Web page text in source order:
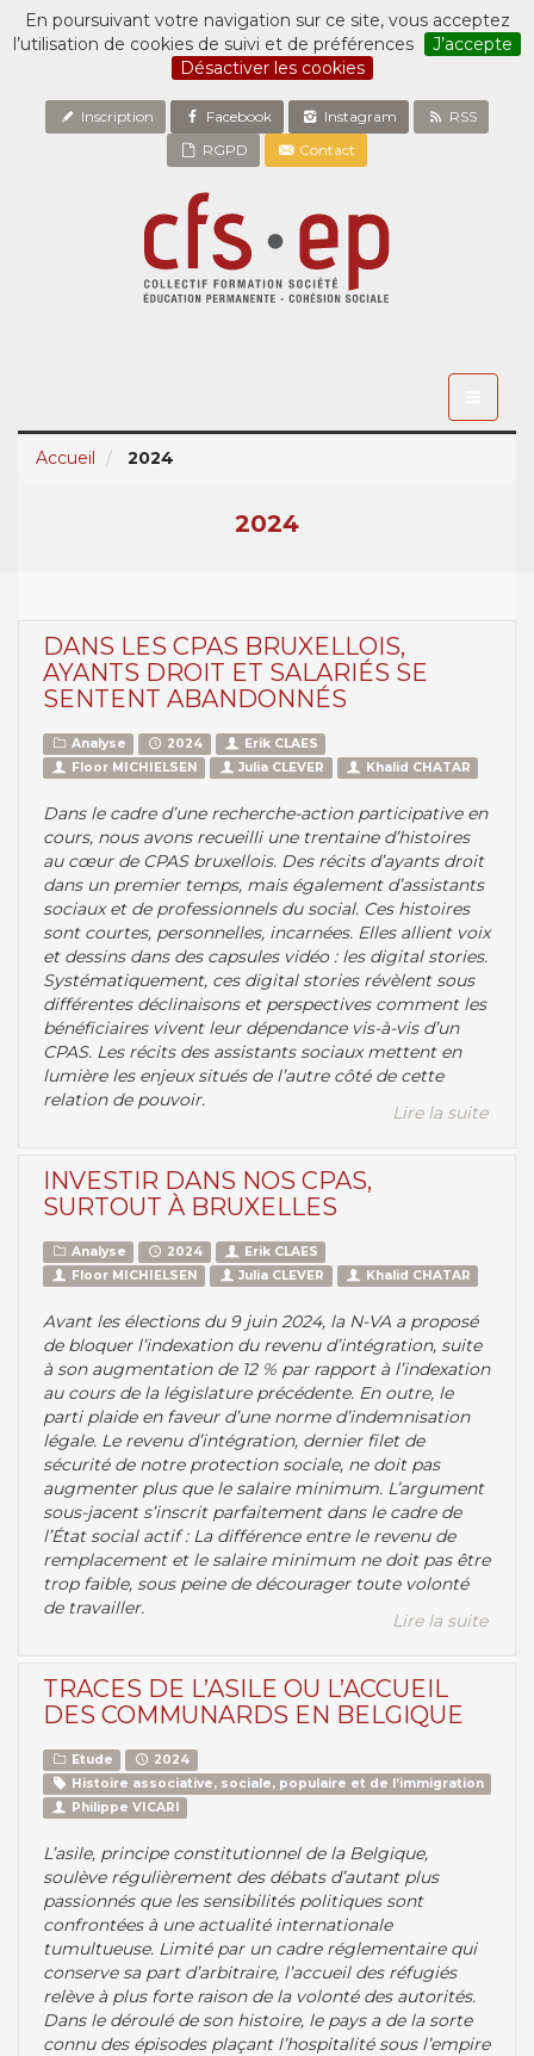
En poursuivant votre navigation sur ce site, vous acceptez
l’utilisation de cookies de suivi et de préférences
J’accepte
Désactiver les cookies
Inscription Facebook Instagram
RSS
RGPD
Contact
Accueil
2024
2024
DANS LES CPAS BRUXELLOIS,
AYANTS DROIT ET SALARIÉS SE
SENTENT ABANDONNÉS
Analyse 2024
Erik CLAES
Floor MICHIELSEN
Julia CLEVER Khalid CHATAR
Dans le cadre d’une recherche-action participative en
cours, nous avons recueilli une trentaine d’histoires
au cœur de CPAS bruxellois. Des récits d’ayants droit
dans un premier temps, mais également d’assistants
sociaux et de professionnels du social. Ces histoires
sont courtes, personnelles, incarnées. Elles allient voix
et dessins dans des capsules vidéo : les digital stories.
Systématiquement, ces digital stories révèlent sous
différentes déclinaisons et perspectives comment les
bénéficiaires vivent leur dépendance vis-à-vis d’un
CPAS. Les récits des assistants sociaux mettent en
lumière les enjeux situés de l’autre côté de cette
relation de pouvoir.
Lire la suite
INVESTIR DANS NOS CPAS,
SURTOUT À BRUXELLES
Analyse 2024
Erik CLAES
Floor MICHIELSEN
Julia CLEVER Khalid CHATAR
Avant les élections du 9 juin 2024, la N-VA a proposé
de bloquer l’indexation du revenu d’intégration, suite
à son augmentation de 12 % par rapport à l’indexation
au cours de la législature précédente. En outre, le
parti plaide en faveur d’une norme d’indemnisation
légale. Le revenu d’intégration, dernier filet de
sécurité de notre protection sociale, ne doit pas
augmenter plus que le salaire minimum. L’argument
sous-jacent s’inscrit parfaitement dans le cadre de
l’État social actif : La différence entre le revenu de
remplacement et le salaire minimum ne doit pas être
trop faible, sous peine de décourager toute volonté
de travailler.
Lire la suite
TRACES DE L’ASILE OU L’ACCUEIL
DES COMMUNARDS EN BELGIQUE
Etude
2024
Histoire associative, sociale, populaire et de l’immigration
Philippe VICARI
L’asile, principe constitutionnel de la Belgique,
soulève régulièrement des débats d’autant plus
passionnés que les sensibilités politiques sont
confrontées à une actualité internationale
tumultueuse. Limité par un cadre réglementaire qui
conserve sa part d’arbitraire, l’accueil des réfugiés
relève à plus forte raison de la volonté des autorités.
Dans le déroulé de son histoire, le pays a de la sorte
connu des épisodes plaçant l’hospitalité sous l’empire